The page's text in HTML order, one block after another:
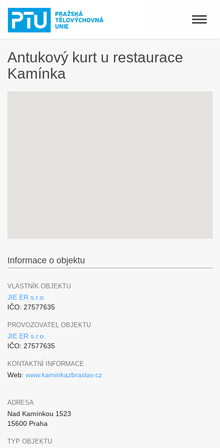
Toggle
Antukový kurt u restaurace
Kamínka
Informace o objektu
VLASTNÍK OBJEKTU
JIE ER s.r.o.
IČO: 27577635
PROVOZOVATEL OBJEKTU
JIE ER s.r.o.
IČO: 27577635
KONTAKTNÍ INFORMACE
Web: www.kaminkazbraslav.cz
ADRESA
Nad Kamínkou 1523
15600 Praha
TYP OBJEKTU